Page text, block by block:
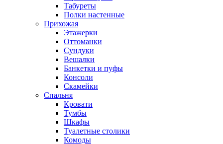
Табуреты
Полки настенные
Прихожая
Этажерки
Оттоманки
Сундуки
Вешалки
Банкетки и пуфы
Консоли
Скамейки
Спальня
Кровати
Тумбы
Шкафы
Туалетные столики
Комоды